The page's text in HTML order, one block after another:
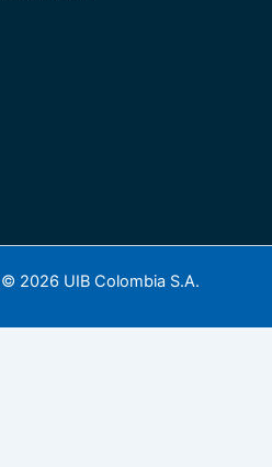
2026 UIB Colombia S.A.